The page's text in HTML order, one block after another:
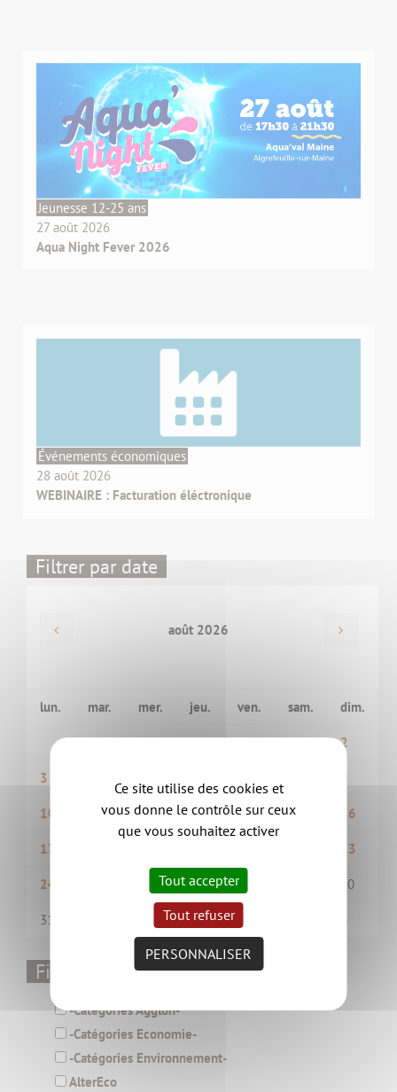
Jeunesse 12-25 ans
27 août 2026
Aqua Night Fever 2026
Événements économiques
28 août 2026
WEBINAIRE : Facturation éléctronique
Filtrer par date
août 2026
lun. mar. mer. jeu. ven. sam. dim.
1 2
3 9
10 11 12 13 14 15 16
17 23
24 27 28 30
31 3
Filtrer par thématique
-Catégories Aggloh-
-Catégories Economie-
-Catégories Environnement-
AlterEco
Ce site utilise des cookies et
vous donne le contrôle sur ceux
que vous souhaitez activer
Tout accepter
Tout refuser
PERSONNALISER